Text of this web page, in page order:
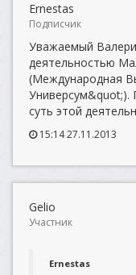
Ernestas
Подписчик
Уважаемый
деятельностью
(Международная
Универсум&quot;).
суть этой
15:14 27.11.2013
Gelio
Участник
Ernestas